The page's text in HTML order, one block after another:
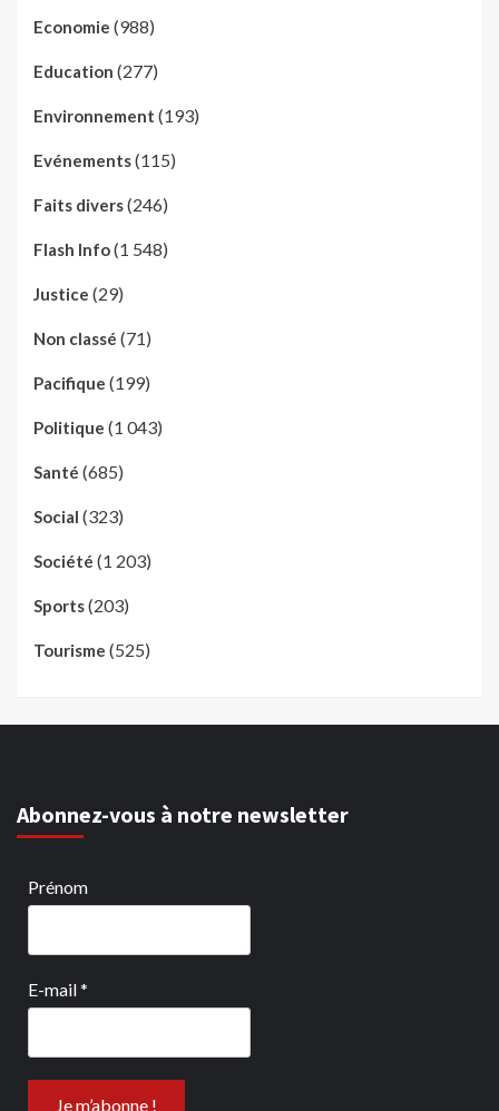
Economie (988)
Education (277)
Environnement (193)
Evénements(115)
Faits divers(246)
Flash Info(1 548)
Justice (29)
Non classé (71)
Pacifique (199)
Politique (1 043)
Santé (685)
Social (323)
Société (1 203)
Sports(203)
Tourisme (525)
Abonnez-vous à notre newsletter
Prénom
E-mail*